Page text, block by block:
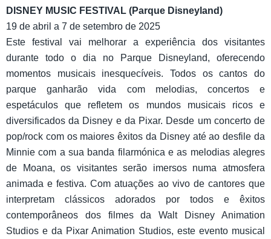
DISNEY MUSIC FESTIVAL (Parque Disneyland)
19 de abril a 7 de setembro de 2025
Este festival vai melhorar a experiência dos visitantes
durante todo o dia no Parque Disneyland, oferecendo
momentos musicais inesquecíveis. Todos os cantos do
parque ganharão vida com melodias, concertos e
espetáculos que refletem os mundos musicais ricos e
diversificados da Disney e da Pixar. Desde um concerto de
pop/rock com os maiores êxitos da Disney até ao desfile da
Minnie com a sua banda filarmónica e as melodias alegres
de Moana, os visitantes serão imersos numa atmosfera
animada e festiva. Com atuações ao vivo de cantores que
interpretam clássicos adorados por todos e êxitos
contemporâneos dos filmes da Walt Disney Animation
Studios e da Pixar Animation Studios, este evento musical